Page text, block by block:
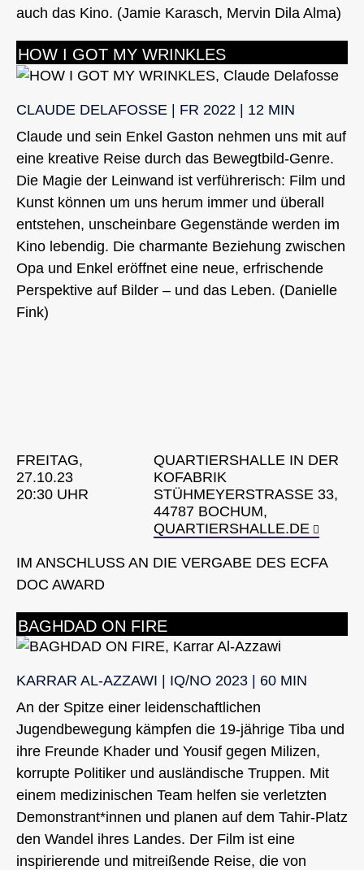
auch das Kino. (Jamie Karasch, Mervin Dila Alma)
HOW I GOT MY WRINKLES
CLAUDE DELAFOSSE | FR 2022 | 12 MIN
Claude und sein Enkel Gaston nehmen uns mit auf
eine kreative Reise durch das Bewegtbild-Genre.
Die Magie der Leinwand ist verführerisch: Film und
Kunst können um uns herum immer und überall
entstehen, unscheinbare Gegenstände werden im
Kino lebendig. Die charmante Beziehung zwischen
Opa und Enkel eröffnet eine neue, erfrischende
Perspektive auf Bilder – und das Leben. (Danielle
Fink)
FREITAG,
27.10.23
20:30 UHR
QUARTIERSHALLE IN DER
KOFABRIK
STÜHMEYERSTRASSE 33, 4
4787 BOCHUM,
QUARTIERSHALLE.DE
IM ANSCHLUSS AN DIE VERGABE DES ECFA
DOC AWARD
BAGHDAD ON FIRE
KARRAR AL-AZZAWI | IQ/NO 2023 | 60 MIN
An der Spitze einer leidenschaftlichen
Jugendbewegung kämpfen die 19-jährige Tiba und
ihre Freunde Khader und Yousif gegen Milizen,
korrupte Politiker und ausländische Truppen. Mit
einem medizinischen Team helfen sie verletzten
Demons­trant*innen und planen auf dem Tahir-Platz
den Wandel ihres Landes. Der Film ist eine
inspirierende und mitreißende Reise, die von